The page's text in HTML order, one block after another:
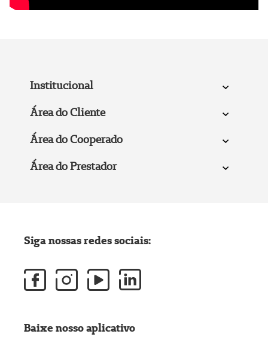
Institucional
Área do Cliente
Área do Cooperado
Área do Prestador
Siga nossas redes sociais:
Baixe nosso aplicativo